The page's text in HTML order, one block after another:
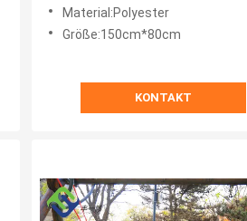
Material:Polyester
Größe:150cm*80cm
KONTAKT